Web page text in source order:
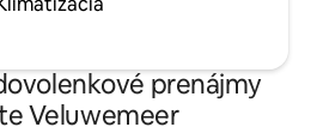
prenájmy
Veluwemeer